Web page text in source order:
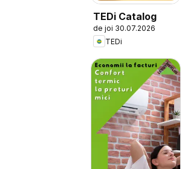
TEDi Catalog
de joi 30.07.2026
TEDi